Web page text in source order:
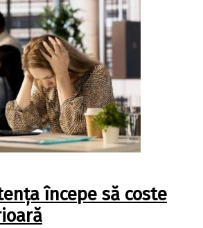
începe să coste